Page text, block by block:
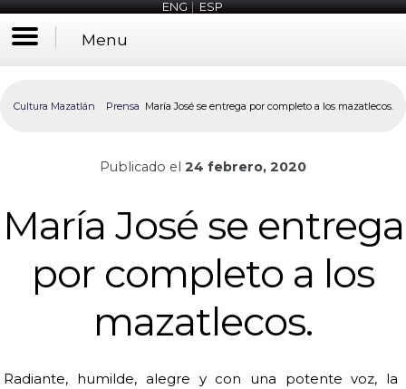
ENG|ESP
Menu
Cultura Mazatlán Prensa María José se entrega por completo a los mazatlecos.
Publicado el 24 febrero, 2020
María José se entrega
por completo a los
mazatlecos.
Radiante, humilde, alegre y con una potente voz, la